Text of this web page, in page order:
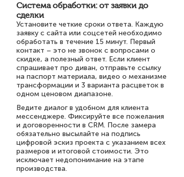
Система обработки: от заявки до
сделки
Установите четкие сроки ответа. Каждую
заявку с сайта или соцсетей необходимо
обработать в течение 15 минут. Первый
контакт – это не звонок с вопросами о
скидке, а полезный ответ. Если клиент
спрашивает про диван, отправьте ссылку
на паспорт материала, видео о механизме
трансформации и 3 варианта расцветок в
одном ценовом диапазоне.
Ведите диалог в удобном для клиента
мессенджере. Фиксируйте все пожелания
и договоренности в CRM. После замера
обязательно высылайте на подпись
цифровой эскиз проекта с указанием всех
размеров и итоговой стоимости. Это
исключает недопонимание на этапе
производства.